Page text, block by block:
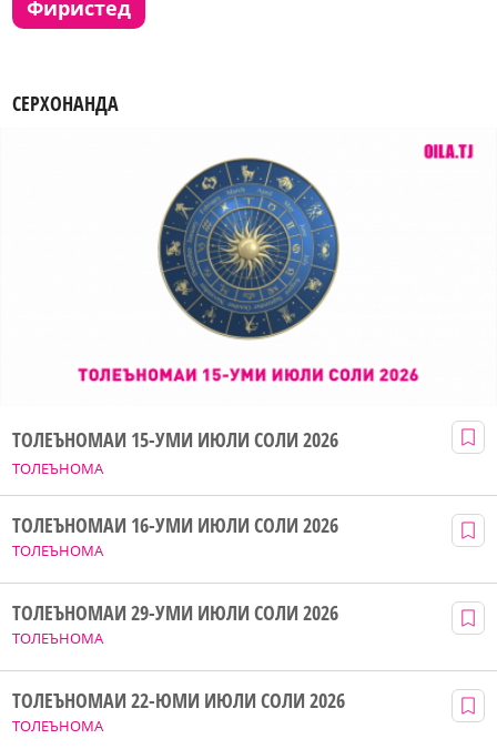
фиристед
СЕРХОНАНДА
ТОЛЕЪНОМА
ТОЛЕЪНОМАИ 15-УМИ ИЮЛИ СОЛИ 2026
ТОЛЕЪНОМА
ТОЛЕЪНОМАИ 16-УМИ ИЮЛИ СОЛИ 2026
ТОЛЕЪНОМА
ТОЛЕЪНОМАИ 29-УМИ ИЮЛИ СОЛИ 2026
ТОЛЕЪНОМА
ТОЛЕЪНОМАИ 22-ЮМИ ИЮЛИ СОЛИ 2026